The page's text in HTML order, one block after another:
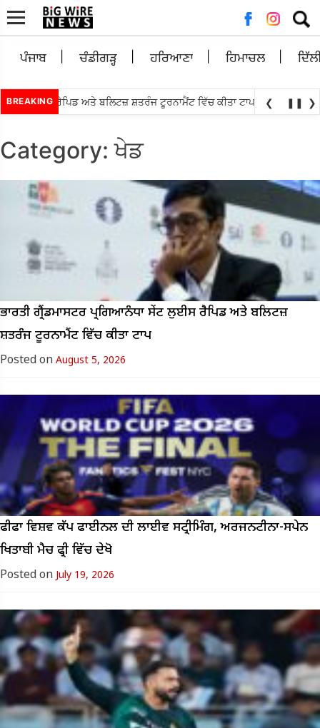
for:
ਪੰਜਾਬ ਚੰਡੀਗੜ੍ਹ ਹਰਿਆਣਾ ਹਿਮਾਚਲ
BREAKING
ਲੁਈਸ ਰੈਪਿਡ ਅਤੇ ਬਲਿਟਜ਼ ਸ਼ਤਰੰਜ ਟੂਰਨਾਮੈਂਟ ਵਿੱਚ ਕੀਤਾ ਟਾਪ •ਐਸ.ਆਈ.ਆਰ
❮ ❚❚ ❯
Category:ਖੇਡ
ਭਾਰਤੀ ਗ੍ਰੈਂਡਮਾਸਟਰ ਪ੍ਰਗਿਆਨੰਧਾ ਸੇਂਟ ਲੁਈਸ ਰੈਪਿਡ ਅਤੇ ਬਲਿਟਜ਼
ਸ਼ਤਰੰਜ ਟੂਰਨਾਮੈਂਟ ਵਿੱਚ ਕੀਤਾ ਟਾਪ
Posted on August 5, 2026
ਫੀਫਾ ਵਿਸ਼ਵ ਕੱਪ ਫਾਈਨਲ ਦੀ ਲਾਈਵ ਸਟ੍ਰੀਮਿੰਗ, ਅਰਜਨਟੀਨਾ-ਸਪੇਨ
ਖਿਤਾਬੀ ਮੈਚ ਫ੍ਰੀ ਵਿੱਚ ਦੇਖੋ
Posted on July 19, 2026